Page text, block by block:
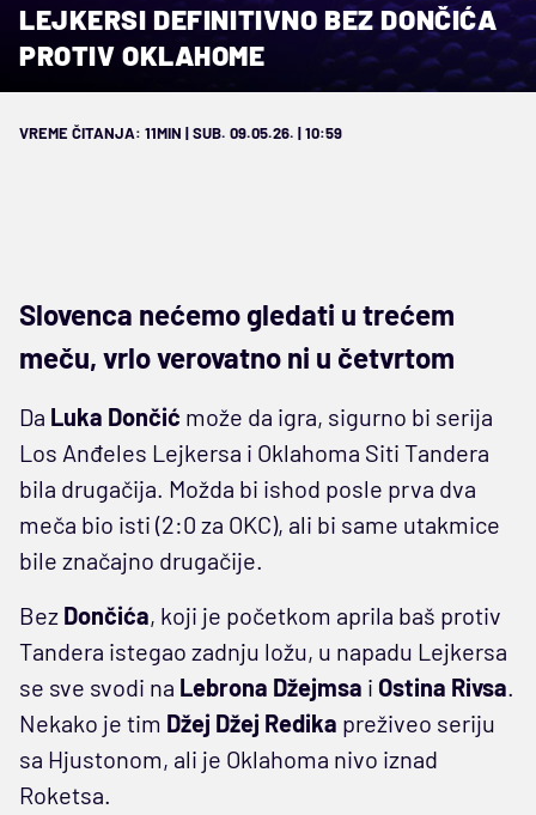
LEJKERSI DEFINITIVNO BEZ DONČIĆA
PROTIV OKLAHOME
VREME ČITANJA: 11MIN | SUB. 09.05.26. | 10:59
Slovenca nećemo gledati u trećem
meču, vrlo verovatno ni u četvrtom
Da Luka Dončić može da igra, sigurno bi serija
Los Anđeles Lejkersa i Oklahoma Siti Tandera
bila drugačija. Možda bi ishod posle prva dva
meča bio isti (2:0 za OKC), ali bi same utakmice
bile značajno drugačije.
Bez Dončića, koji je početkom aprila baš protiv
Tandera istegao zadnju ložu, u napadu Lejkersa
se sve svodi na Lebrona Džejmsa i Ostina Rivsa.
Nekako je tim Džej Džej Redika preživeo seriju
sa Hjustonom, ali je Oklahoma nivo iznad
Roketsa.